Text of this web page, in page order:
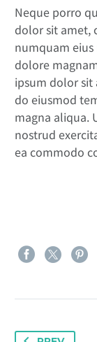
Neque porro
dolor sit amet,
numquam
dolore
ipsum dolor sit
do eiusmod
magna aliqua.
nostrud
ea commodo